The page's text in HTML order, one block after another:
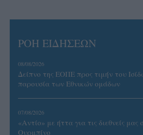
ΡΟΗ ΕΙΔΗΣΕΩΝ
08/08/2026
Δείπνο της ΕΟΠΕ προς τιμήν του
παρουσία των Εθνικών ομάδων
07/08/2026
«Αντίο» με ήττα για τις διεθνείς
Ουρμπίνο